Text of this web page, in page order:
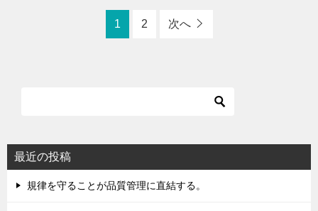
1 2 次へ
最近の投稿
規律を守ることが品質管理に直結する。